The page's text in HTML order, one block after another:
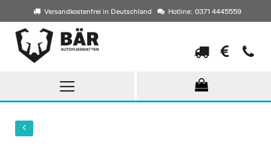
Versandkostenfrei in Deutschland Hotline: 0371 4445559
Direkt
zum
Inhalt